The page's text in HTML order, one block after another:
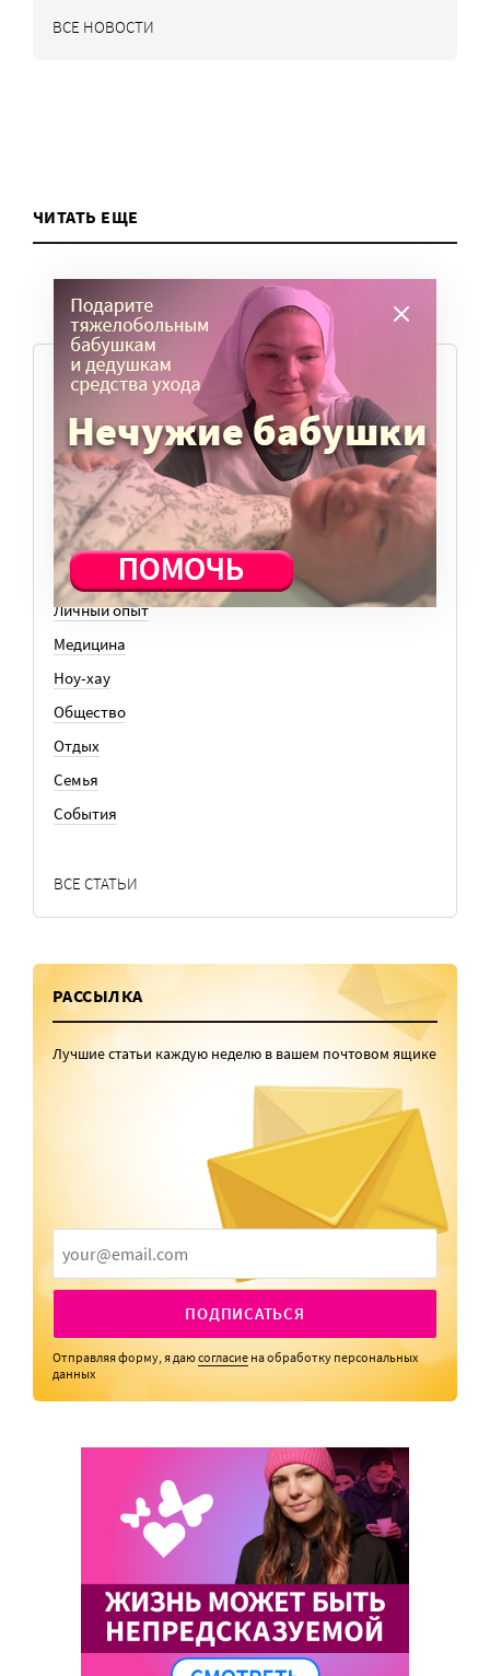
ВСЕ НОВОСТИ
ЧИТАТЬ ЕЩЕ
ТЕМЫ
Вера
Законы
История
Колонки
Кто есть кто
Личный опыт
Медицина
Ноу-хау
Общество
Отдых
Семья
События
ВСЕ СТАТЬИ
РАССЫЛКА
Лучшие статьи каждую неделю в вашем почтовом ящике
ПОДПИСАТЬСЯ
Отправляя форму, я даюсогласие на обработку персональных
данных